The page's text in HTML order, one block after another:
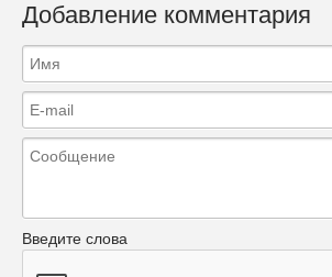
Добавление комментария
Введите слова